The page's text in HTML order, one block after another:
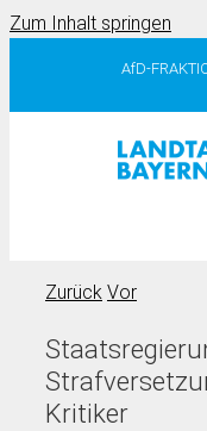
Zum Inhalt springen
AfD-
Zurück Vor
Kritiker